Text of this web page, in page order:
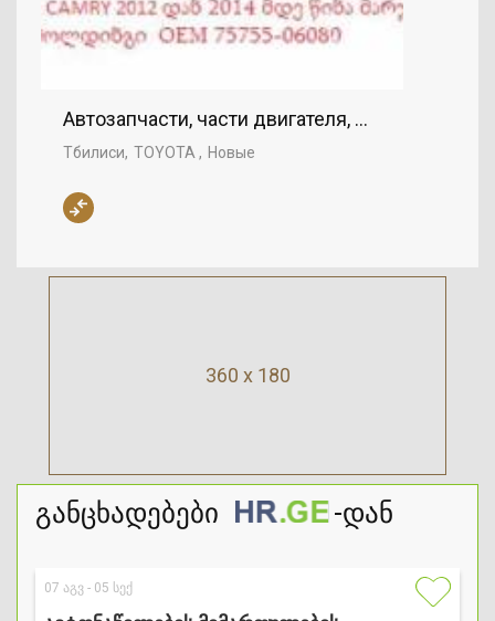
Автозапчасти, части двигателя, Правая дверь,
Тбилиси TOYOTA Новые
360 x 180